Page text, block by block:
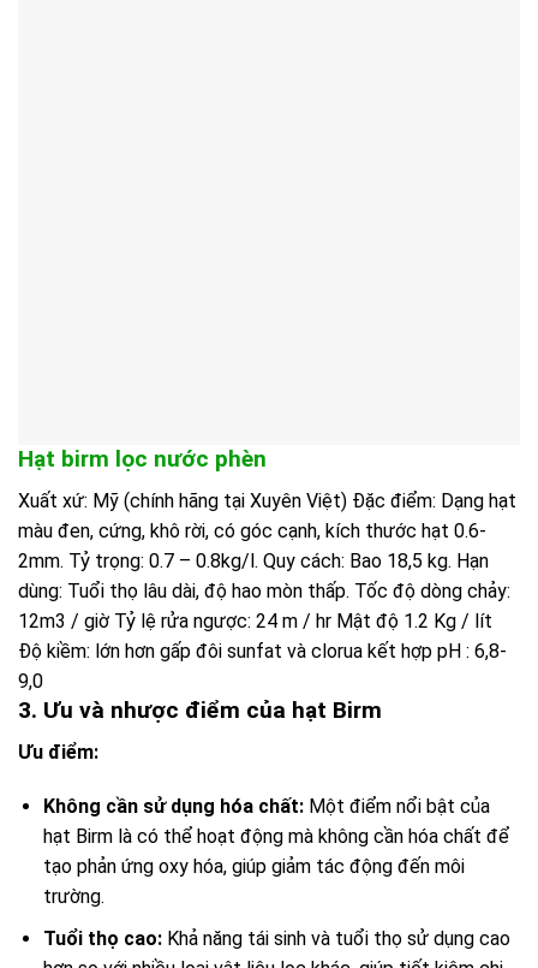
Hạt birm lọc nước phèn
Xuất xứ: Mỹ (chính hãng tại Xuyên Việt) Đặc điểm: Dạng hạt
màu đen, cứng, khô rời, có góc cạnh, kích thước hạt 0.6-
2mm. Tỷ trọng: 0.7 – 0.8kg/l. Quy cách: Bao 18,5 kg. Hạn
dùng: Tuổi thọ lâu dài, độ hao mòn thấp. Tốc độ dòng chảy:
12m3 / giờ Tỷ lệ rửa ngược: 24 m / hr Mật độ 1.2 Kg / lít
Độ kiềm: lớn hơn gấp đôi sunfat và clorua kết hợp pH : 6,8-
9,0
3. Ưu và nhược điểm của hạt Birm
Ưu điểm:
Không cần sử dụng hóa chất:Một điểm nổi bật của
hạt Birm là có thể hoạt động mà không cần hóa chất để
tạo phản ứng oxy hóa, giúp giảm tác động đến môi
trường.
Tuổi thọ cao:Khả năng tái sinh và tuổi thọ sử dụng cao